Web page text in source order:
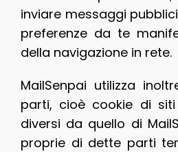
inviare messaggi
preferenze da te
della navigazione in rete.
MailSenpai utilizza
parti, cioè cookie di
diversi da quello di
proprie di dette parti